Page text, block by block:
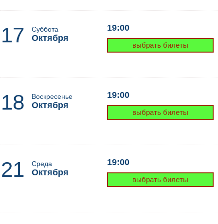
17 Суббота
Октября
19:00
выбрать билеты
18 Воскресенье
Октября
19:00
выбрать билеты
21 Среда
Октября
19:00
выбрать билеты